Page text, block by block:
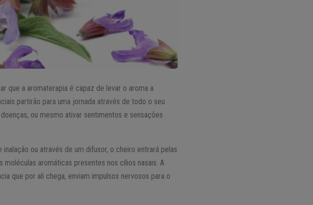
que a aromaterapia é capaz de levar o aroma a
partirão para uma jornada através de todo o seu
ou mesmo ativar sentimentos e sensações
ou através de um difusor, o cheiro entrará pelas
aromáticas presentes nos cílios nasais. A
que por ali chega, enviam impulsos nervosos para o